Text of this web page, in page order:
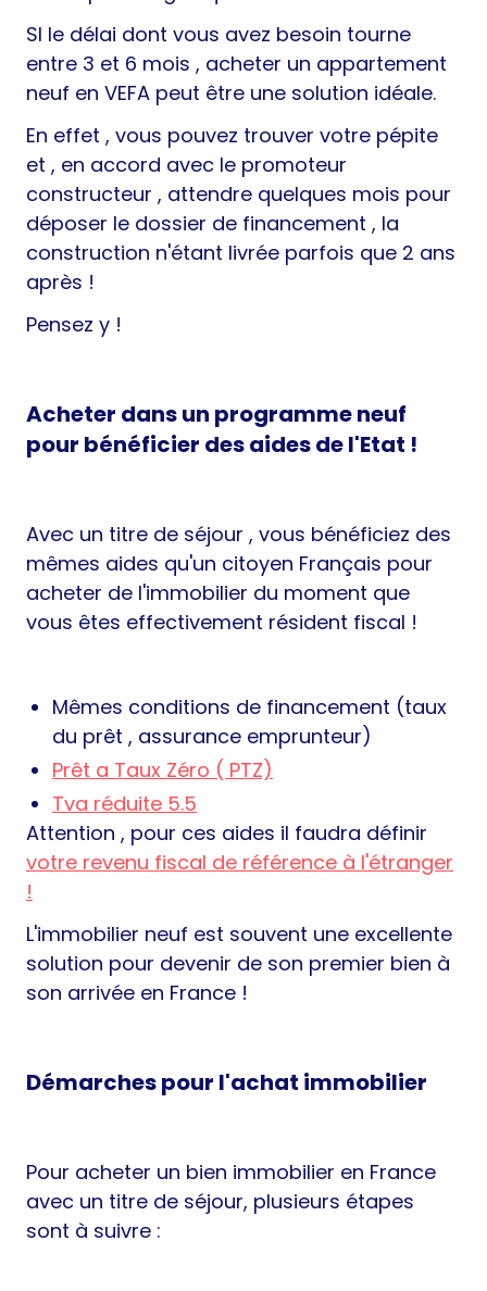
SI le délai dont vous avez besoin tourne
entre 3 et 6 mois , acheter un appartement
neuf en VEFA peut être une solution idéale.
En effet , vous pouvez trouver votre pépite
et , en accord avec le promoteur
constructeur , attendre quelques mois pour
déposer le dossier de financement , la
construction n'étant livrée parfois que 2 ans
après !
Pensez y !
Acheter dans un programme neuf
pour bénéficier des aides de l'Etat !
Avec un titre de séjour , vous bénéficiez des
mêmes aides qu'un citoyen Français pour
acheter de l'immobilier du moment que
vous êtes effectivement résident fiscal !
Mêmes conditions de financement (taux
du prêt , assurance emprunteur)
Prêt a Taux Zéro ( PTZ)
Tva réduite 5.5
Attention , pour ces aides il faudra définir
votre revenu fiscal de référence à l'étranger
!
L'immobilier neuf est souvent une excellente
solution pour devenir de son premier bien à
son arrivée en France !
Démarches pour l'achat immobilier
Pour acheter un bien immobilier en France
avec un titre de séjour, plusieurs étapes
sont à suivre :